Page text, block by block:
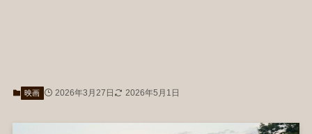
映画 2026年3月27日 2026年5月1日